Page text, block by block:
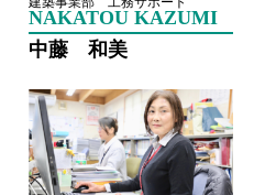
NAKATOU KAZUMI
中藤 和美